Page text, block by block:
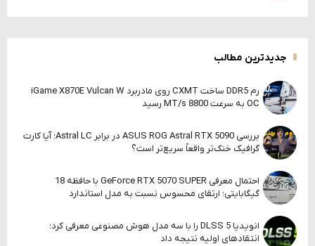
جدیدترین مطالب
رم DDR5 ساخت CXMT روی مادربرد iGame X870E Vulcan W
OC به سرعت 8800 MT/s رسید
بررسی ASUS ROG Astral RTX 5090 در برابر Astral LC؛ آیا کارت
گرافیک خنک‌تر واقعاً سریع‌تر است؟
احتمال معرفی GeForce RTX 5070 SUPER با حافظه 18
گیگابایتی؛ ارتقای محسوس نسبت به مدل استاندارد
انویدیا DLSS 5 را با سه مدل هوش مصنوعی معرفی کرد؛
انتقادهای اولیه نتیجه داد